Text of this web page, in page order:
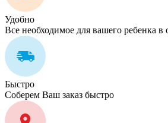
Удобно
Все необходимое для вашего ребенка в
Быстро
Соберем Ваш заказ быстро